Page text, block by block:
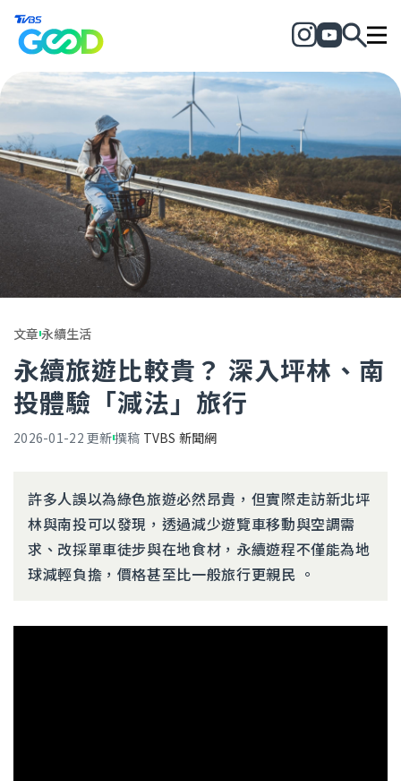
文章永續生活
永續旅遊比較貴？ 深入坪林、南
投體驗「減法」旅行
2026-01-22 更新撰稿 TVBS 新聞網
許多人誤以為綠色旅遊必然昂貴，但實際走訪新北坪
林與南投可以發現，透過減少遊覽車移動與空調需
求、改採單車徒步與在地食材，永續遊程不僅能為地
球減輕負擔，價格甚至比一般旅行更親民 。